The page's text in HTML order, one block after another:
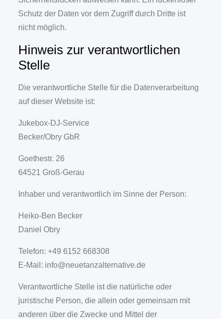
Schutz der Daten vor dem Zugriff durch Dritte ist
nicht möglich.
Hinweis zur verantwortlichen
Stelle
Die verantwortliche Stelle für die Datenverarbeitung
auf dieser Website ist:
Jukebox-DJ-Service
Becker/Obry GbR
Goethestr. 26
64521 Groß-Gerau
Inhaber und verantwortlich im Sinne der Person:
Heiko-Ben Becker
Daniel Obry
Telefon: +49 6152 668308
E-Mail: info@neuetanzalternative.de
Verantwortliche Stelle ist die natürliche oder
juristische Person, die allein oder gemeinsam mit
anderen über die Zwecke und Mittel der